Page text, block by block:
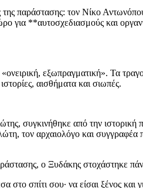
παράστασης: τον Νίκο
για **αυτοσχεδιασμούς και
εξωπραγματική». Τα
αισθήματα και σιωπές.
συγκινήθηκε από την
τον αρχαιολόγο και
ο Ξυδάκης στοχάστηκε
σπίτι σου· να είσαι ξένος και